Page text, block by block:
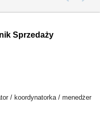
Sprzedaży
/ koordynatorka / menedżer